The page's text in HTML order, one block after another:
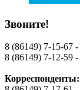
Звоните!
8 (86149) 7-15-67 -
8 (86149) 7-12-59 -
Корреспонденты: